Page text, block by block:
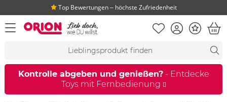
Top Bewertungen ‒ höchste Zufriedenheit
Menü öffnen Merkliste
KontoBonus
Kontrolle abgeben und genießen?- Entdecke
Toys mit Fernbedienung